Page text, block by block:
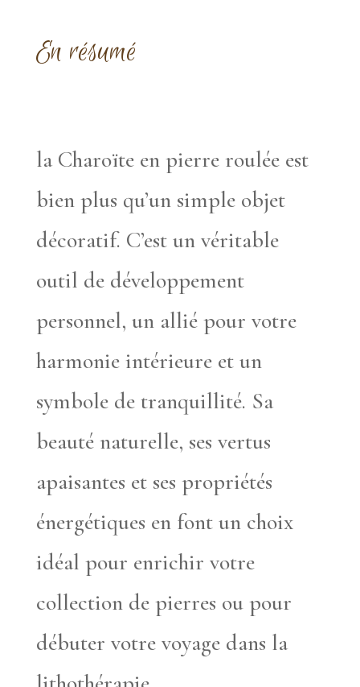
En résumé
la Charoïte en pierre roulée est
bien plus qu’un simple objet
décoratif. C’est un véritable
outil de développement
personnel, un allié pour votre
harmonie intérieure et un
symbole de tranquillité. Sa
beauté naturelle, ses vertus
apaisantes et ses propriétés
énergétiques en font un choix
idéal pour enrichir votre
collection de pierres ou pour
débuter votre voyage dans la